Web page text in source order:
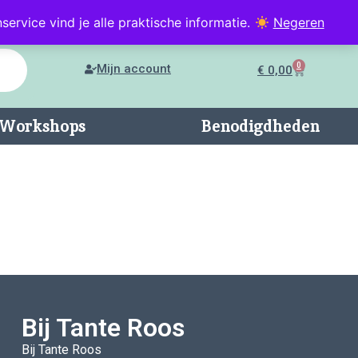
vind je alle praktische informatie. Negeren
Mijn account € 0,00 0
Benodigdheden
Bij Tante Roos
Bij Tante Roos